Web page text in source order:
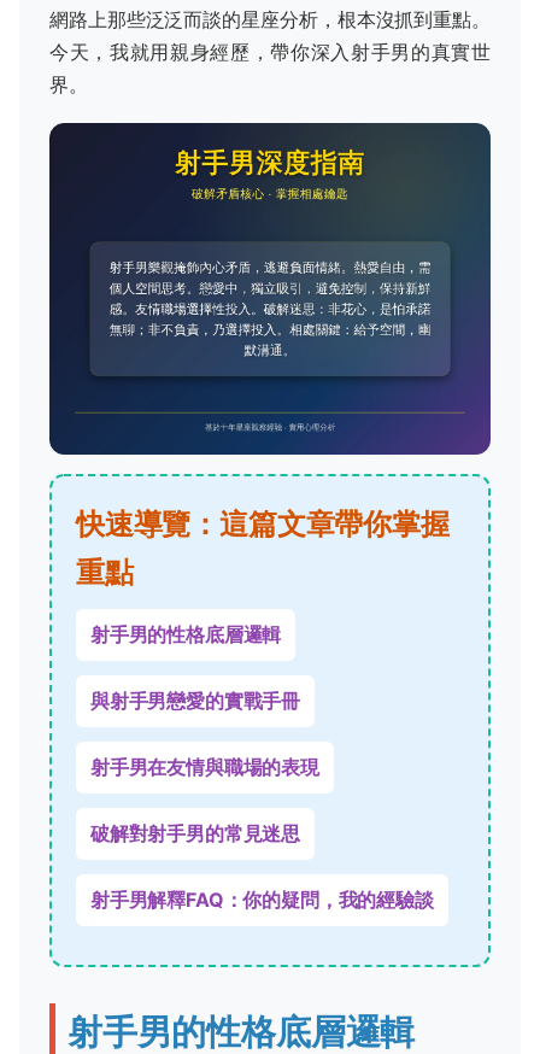
網路上那些泛泛而談的星座分析，根本沒抓到重點。
今天，我就用親身經歷，帶你深入射手男的真實世
界。
快速導覽：這篇文章帶你掌握
重點
射手男的性格底層邏輯
與射手男戀愛的實戰手冊
射手男在友情與職場的表現
破解對射手男的常見迷思
射手男解釋FAQ：你的疑問，我的經驗談
射手男的性格底層邏輯